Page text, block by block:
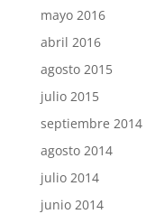
mayo 2016
abril 2016
agosto 2015
julio 2015
septiembre 2014
agosto 2014
julio 2014
junio 2014